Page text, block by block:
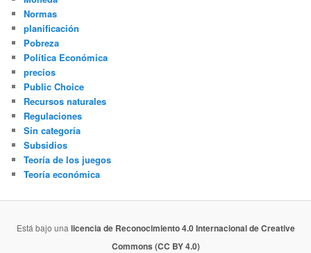
Normas
planificación
Pobreza
Política Económica
precios
Public Choice
Recursos naturales
Regulaciones
Sin categoría
Subsidios
Teoría de los juegos
Teoría económica
Está bajo una licencia de Reconocimiento 4.0 Internacional de Creative
Commons (CC BY 4.0)